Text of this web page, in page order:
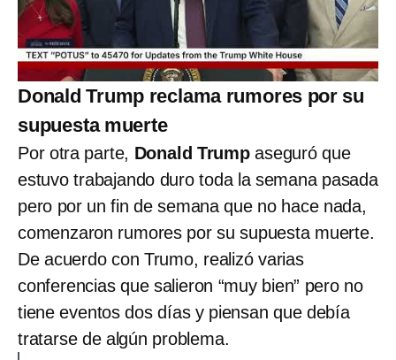
Donald Trump reclama rumores por su
supuesta muerte
Por otra parte, Donald Trumpaseguró que
estuvo trabajando duro toda la semana pasada
pero por un fin de semana que no hace nada,
comenzaron rumores por su supuesta muerte.
De acuerdo con Trumo, realizó varias
conferencias que salieron “muy bien” pero no
tiene eventos dos días y piensan que debía
tratarse de algún problema.